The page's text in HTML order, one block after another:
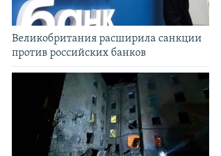
Великобритания расширила санкции
против российских банков